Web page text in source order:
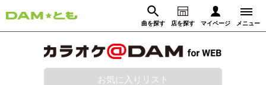
曲を探す 店を探す マイページ メニュー
ログイン
お気に入りリスト